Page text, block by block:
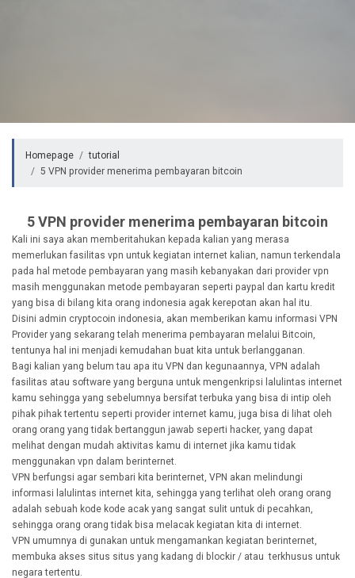
Homepage
tutorial
5 VPN provider menerima pembayaran bitcoin
5 VPN provider menerima pembayaran bitcoin
Kali ini saya akan memberitahukan kepada kalian yang merasa
memerlukan fasilitas vpn untuk kegiatan internet kalian, namun terkendala
pada hal metode pembayaran yang masih kebanyakan dari provider vpn
masih menggunakan metode pembayaran seperti paypal dan kartu kredit
yang bisa di bilang kita orang indonesia agak kerepotan akan hal itu.
Disini admin cryptocoin indonesia, akan memberikan kamu informasi VPN
Provider yang sekarang telah menerima pembayaran melalui Bitcoin,
tentunya hal ini menjadi kemudahan buat kita untuk berlangganan.
Bagi kalian yang belum tau apa itu VPN dan kegunaannya, VPN adalah
fasilitas atau software yang berguna untuk mengenkripsi lalulintas internet
kamu sehingga yang sebelumnya bersifat terbuka yang bisa di intip oleh
pihak pihak tertentu seperti provider internet kamu, juga bisa di lihat oleh
orang orang yang tidak bertanggun jawab seperti hacker, yang dapat
melihat dengan mudah aktivitas kamu di internet jika kamu tidak
menggunakan vpn dalam berinternet.
VPN berfungsi agar sembari kita berinternet, VPN akan melindungi
informasi lalulintas internet kita, sehingga yang terlihat oleh orang orang
adalah sebuah kode kode acak yang sangat sulit untuk di pecahkan,
sehingga orang orang tidak bisa melacak kegiatan kita di internet.
VPN umumnya di gunakan untuk mengamankan kegiatan berinternet,
membuka akses situs situs yang kadang di blockir / atau terkhusus untuk
negara tertentu.